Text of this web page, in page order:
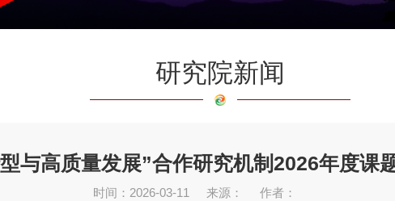
研究院新闻
与高质量发展”合作研究机制2026年度课
时间：2026-03-11 来源： 作者：